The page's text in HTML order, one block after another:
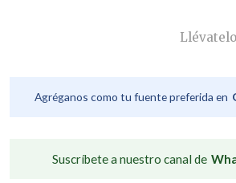
Agréganos como tu fuente preferida en
Suscríbete a nuestro canal de